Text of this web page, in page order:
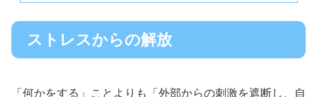
ストレスからの解放
「何かをする」ことよりも「外部からの刺激を遮断し、自